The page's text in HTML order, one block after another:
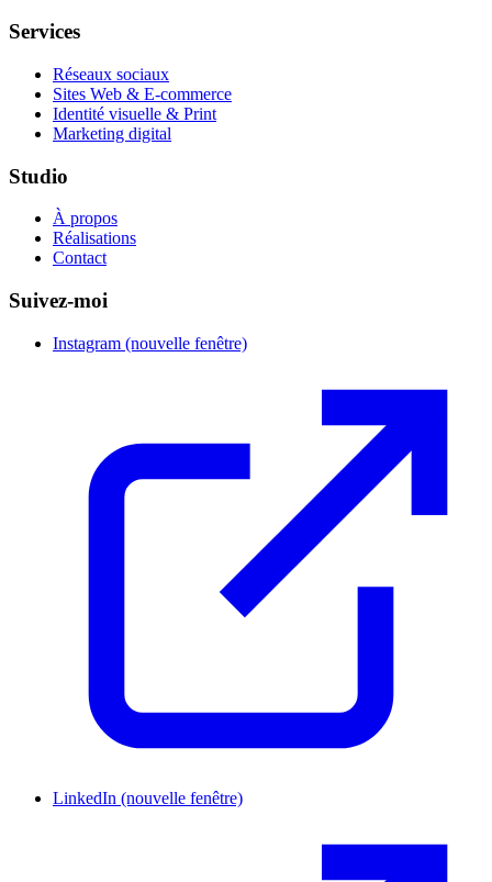
Services
Réseaux sociaux
Sites Web & E-commerce
Identité visuelle & Print
Marketing digital
Studio
À propos
Réalisations
Contact
Suivez-moi
Instagram (nouvelle fenêtre)
LinkedIn (nouvelle fenêtre)